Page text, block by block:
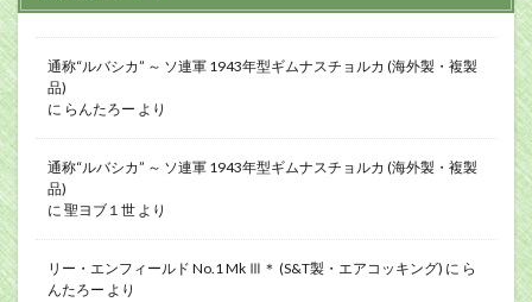
通称“ルバシカ” ～ ソ連軍 1943年型ギムナスチョルカ (海外製・複製
品)
に らんたろー より
通称“ルバシカ” ～ ソ連軍 1943年型ギムナスチョルカ (海外製・複製
品)
に 聖ヨブ１世 より
リー・エンフィールド No.1 Mk Ⅲ＊ (S&T製・エアコッキング) に ら
んたろー より